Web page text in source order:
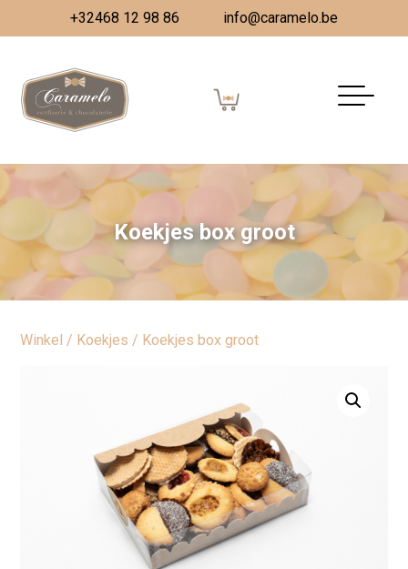
+32468 12 98 86 info@caramelo.be
Koekjes box groot
Winkel / Koekjes / Koekjes box groot